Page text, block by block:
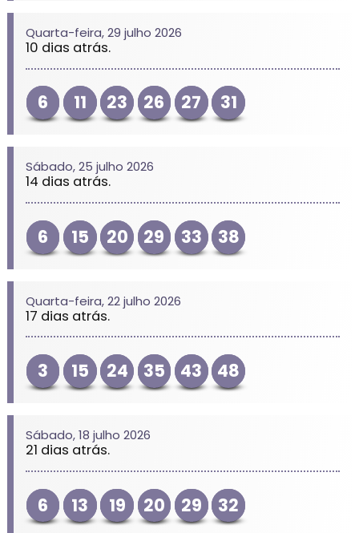
Quarta-feira, 29 julho 2026
10 dias atrás.
6 11 23 26 27 31
Sábado, 25 julho 2026
14 dias atrás.
6 15 20 29 33 38
Quarta-feira, 22 julho 2026
17 dias atrás.
3 15 24 35 43 48
Sábado, 18 julho 2026
21 dias atrás.
6 13 19 20 29 32